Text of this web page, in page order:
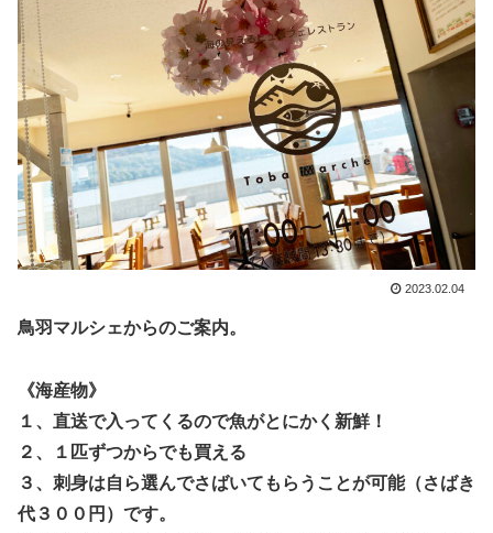
2023.02.04
鳥羽マルシェからのご案内。
《海産物》
１、直送で入ってくるので魚がとにかく新鮮！
２、１匹ずつからでも買える
３、刺身は自ら選んでさばいてもらうことが可能（さばき
代３００円）です。